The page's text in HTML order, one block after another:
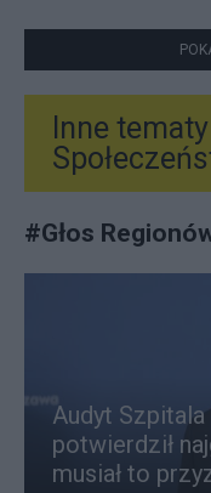
Inne
#Głos
Audyt
potwierdził
musiał to